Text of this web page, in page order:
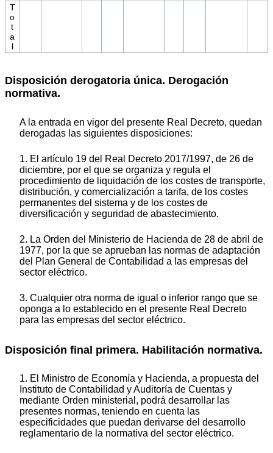
T
o
t
a
l
Disposición derogatoria única. Derogación
normativa.
A la entrada en vigor del presente Real Decreto, quedan
derogadas las siguientes disposiciones:
1. El artículo 19 del Real Decreto 2017/1997, de 26 de
diciembre, por el que se organiza y regula el
procedimiento de liquidación de los costes de transporte,
distribución, y comercialización a tarifa, de los costes
permanentes del sistema y de los costes de
diversificación y seguridad de abastecimiento.
2. La Orden del Ministerio de Hacienda de 28 de abril de
1977, por la que se aprueban las normas de adaptación
del Plan General de Contabilidad a las empresas del
sector eléctrico.
3. Cualquier otra norma de igual o inferior rango que se
oponga a lo establecido en el presente Real Decreto
para las empresas del sector eléctrico.
Disposición final primera. Habilitación normativa.
1. El Ministro de Economía y Hacienda, a propuesta del
Instituto de Contabilidad y Auditoría de Cuentas y
mediante Orden ministerial, podrá desarrollar las
presentes normas, teniendo en cuenta las
especificidades que puedan derivarse del desarrollo
reglamentario de la normativa del sector eléctrico.